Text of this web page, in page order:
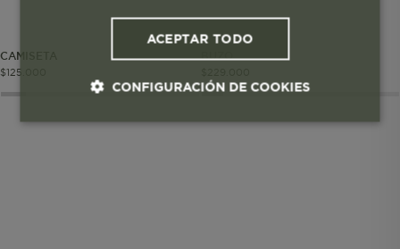
CAMISETA
$125
BUZO
ACEPTAR TODO
CONFIGURACIÓN DE COOKIES